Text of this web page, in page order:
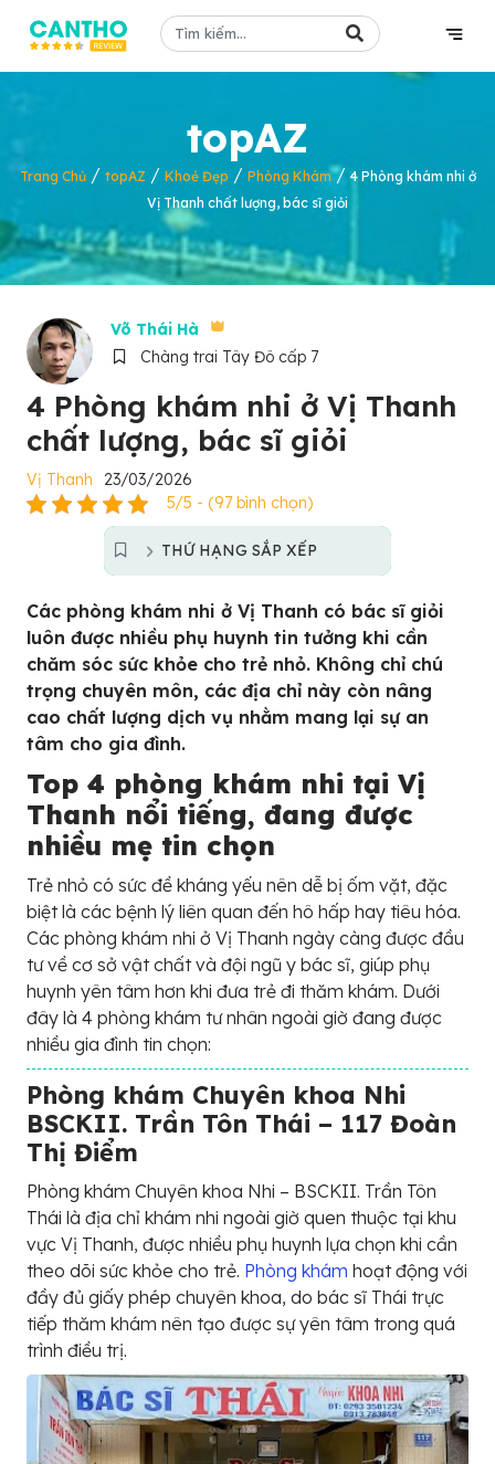
topAZ
Trang Chủ/ topAZ / Khoẻ Đẹp / Phòng Khám/ 4 Phòng khám nhi ở
Vị Thanh chất lượng, bác sĩ giỏi
Võ Thái Hà
Chàng trai Tây Đô cấp 7
4 Phòng khám nhi ở Vị Thanh
chất lượng, bác sĩ giỏi
Vị Thanh
23/03/2026
5/5 - (97 bình chọn)
THỨ HẠNG SẮP XẾP
Các phòng khám nhi ở Vị Thanh có bác sĩ giỏi
luôn được nhiều phụ huynh tin tưởng khi cần
chăm sóc sức khỏe cho trẻ nhỏ. Không chỉ chú
trọng chuyên môn, các địa chỉ này còn nâng
cao chất lượng dịch vụ nhằm mang lại sự an
tâm cho gia đình.
Top 4 phòng khám nhi tại Vị
Thanh nổi tiếng, đang được
nhiều mẹ tin chọn
Trẻ nhỏ có sức đề kháng yếu nên dễ bị ốm vặt, đặc
biệt là các bệnh lý liên quan đến hô hấp hay tiêu hóa.
Các phòng khám nhi ở Vị Thanh ngày càng được đầu
tư về cơ sở vật chất và đội ngũ y bác sĩ, giúp phụ
huynh yên tâm hơn khi đưa trẻ đi thăm khám. Dưới
đây là 4 phòng khám tư nhân ngoài giờ đang được
nhiều gia đình tin chọn:
Phòng khám Chuyên khoa Nhi
BSCKII. Trần Tôn Thái – 117 Đoàn
Thị Điểm
Phòng khám Chuyên khoa Nhi – BSCKII. Trần Tôn
Thái là địa chỉ khám nhi ngoài giờ quen thuộc tại khu
vực Vị Thanh, được nhiều phụ huynh lựa chọn khi cần
theo dõi sức khỏe cho trẻ. Phòng khám hoạt động với
đầy đủ giấy phép chuyên khoa, do bác sĩ Thái trực
tiếp thăm khám nên tạo được sự yên tâm trong quá
trình điều trị.